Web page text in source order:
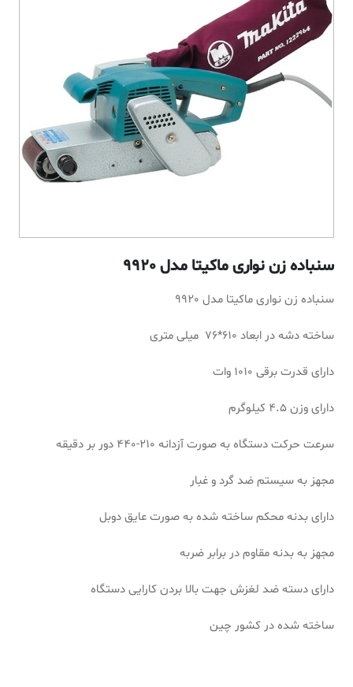
سنباده زن نواری ماکیتا مدل 9920
سنباده زن نواری ماکیتا مدل 9920
ساخته دشه در ابعاد 610*76 میلی متری
دارای قدرت برقی 1010 وات
دارای وزن 4.5 کیلوگرم
سرعت حرکت دستگاه به صورت آزدانه 210-440 دور بر دقیقه
مجهز به سیستم ضد گرد و غبار
دارای بدنه محکم ساخته شده به صورت عایق دوبل
مجهز به بدنه مقاوم در برابر ضربه
دارای دسته ضد لغزش جهت بالا بردن کارایی دستگاه
ساخته شده در کشور چین